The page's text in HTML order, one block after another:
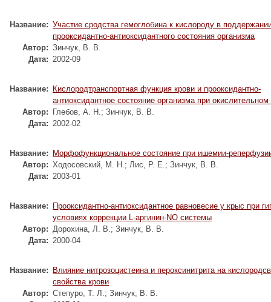
Название: Участие сродства гемоглобина к кислороду в
прооксидантно-антиоксидантного состояния организма
Автор: Зинчук, В. В.
Дата: 2002-09
Название:
Кислородтранспортная функция крови и прооксидантно-
антиоксидантное состояние организма при окислительном
Автор:
Глебов, А. Н.; Зинчук, В. В.
Дата: 2002-02
Название:
Морфофункциональное состояние при ишемии-
Автор: Ходосовский, М. Н.; Лис, Р. Е.; Зинчук, В. В.
Дата: 2003-01
Название:
Прооксидантно-антиоксидантное равновесие у крыс при
условиях коррекции L-аргинин-NO системы
Автор: Дорохина, Л. В.; Зинчук, В. В.
Дата: 2000-04
Название:
Влияние нитрозоцистеина и пероксинитрита на
свойства крови
Автор: Степуро, Т. Л.; Зинчук, В. В.